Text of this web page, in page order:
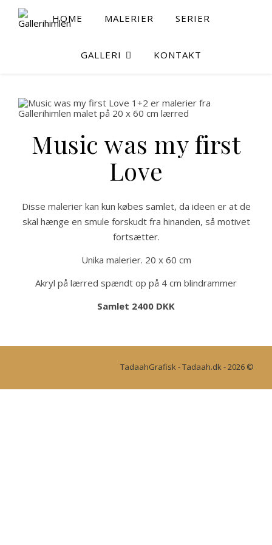
HOME MALERIER SERIER
GALLERI KONTAKT
Music was my first
Love
Disse malerier kan kun købes samlet, da ideen er at de
skal hænge en smule forskudt fra hinanden, så motivet
fortsætter.
Unika malerier. 20 x 60 cm
Akryl på lærred spændt op på 4 cm blindrammer
Samlet 2400 DKK
TadaahGrafisk - Tadaah.dk - 2026 ©